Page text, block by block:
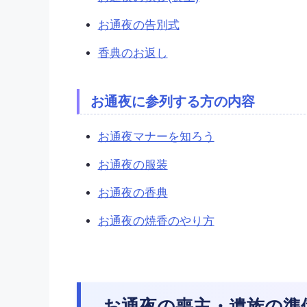
お通夜の告別式
香典のお返し
お通夜に参列する方の内容
お通夜マナーを知ろう
お通夜の服装
お通夜の香典
お通夜の焼香のやり方